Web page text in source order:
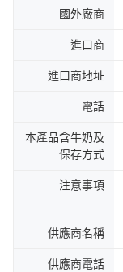
國外廠商
進口商
進口商地址
電話
本產品含牛奶及
保存方式
注意事項
供應商名稱
供應商電話